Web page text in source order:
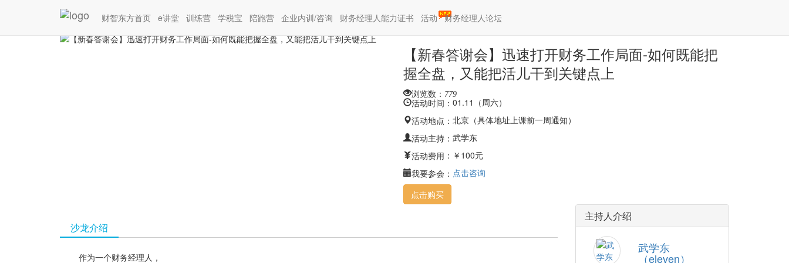
财智东方首页 e讲堂 训练营 学税宝 陪跑营(current)
企业内训/咨询 财务经理人能力证书 活动(current)
财务经理人论坛
您目前的位置： 【新春答谢会】迅速打开财务工作局面-如何既能把握全盘，又能把活儿干到关键点上
【新春答谢会】迅速打开财务工作局面-如何既能把
握全盘，又能把活儿干到关键点上
浏览数： 779
活动时间： 01.11（周六）
活动地点： 北京（具体地址上课前一周通知）
活动主持： 武学东
活动费用 ：￥100元
我要参会： 点击咨询
点击购买
沙龙介绍
作为一个财务经理人，
主持人介绍
武学东
（eleven）